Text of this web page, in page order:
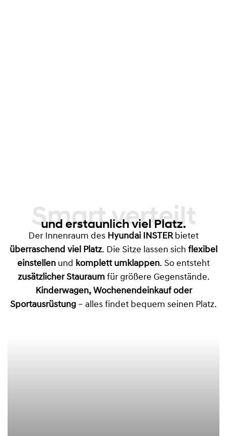
Smart verteilt
und erstaunlich viel Platz.
Der Innenraum des Hyundai INSTERbietet
überraschend viel Platz. Die Sitze lassen sich flexibel
einstellen und komplett umklappen. So entsteht
zusätzlicher Stauraumfür größere Gegenstände.
Kinderwagen, Wochenendeinkauf oder
Sportausrüstung – alles findet bequem seinen Platz.